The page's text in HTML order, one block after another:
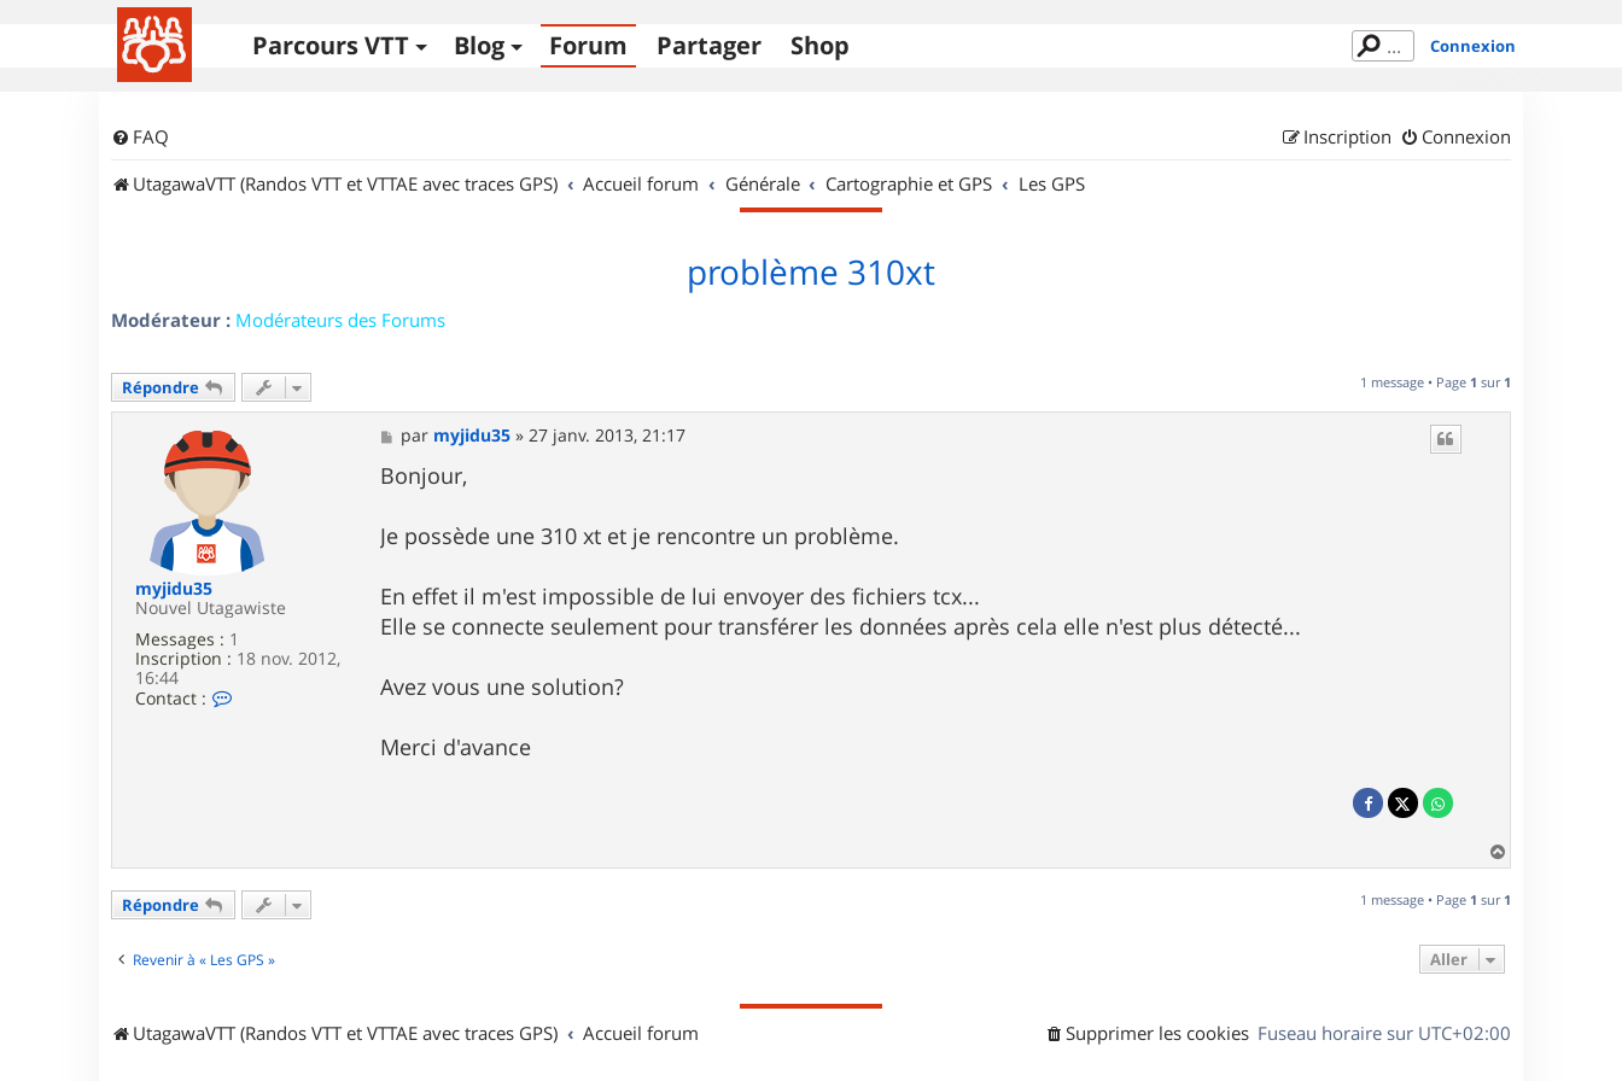
Parcours VTT Blog Forum Partager Shop Connexion
FAQ Connexion
Inscription
UtagawaVTT (Randos VTT et VTTAE avec traces GPS)
Accueil forum Générale Cartographie et GPS Les GPS
problème 310xt
Modérateur : Modérateurs des Forums
Répondre 1 message • Page 1 sur 1
myjidu35
Nouvel Utagawiste
Messages : 1
Inscription : 18 nov. 2012,
16:44
Contact :
m
y
i
u
M
e
s
s
g
e
par myjidu35 »27 janv. 2013, 21:17
Bonjour,
Je possède une 310 xt et je rencontre un problème.
En effet il m'est impossible de lui envoyer des fichiers tcx...
Elle se connecte seulement pour transférer les données après cela elle n'est plus détecté...
Avez vous une solution?
Merci d'avance
a
t
Répondre 1 message • Page 1 sur 1
Revenir à « Les GPS » Aller
UtagawaVTT (Randos VTT et VTTAE avec traces GPS) Accueil forum Fuseau horaire sur UTC+02:00
Supprimer les cookies